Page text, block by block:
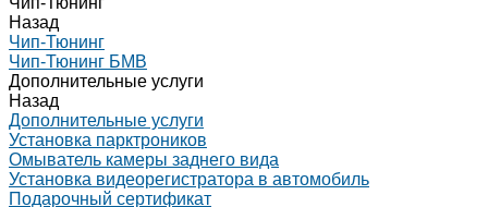
Назад
Чип-Тюнинг
Чип-Тюнинг БМВ
Дополнительные услуги
Назад
Дополнительные услуги
Установка парктроников
Омыватель камеры заднего вида
Установка видеорегистратора в автомобиль
Подарочный сертификат